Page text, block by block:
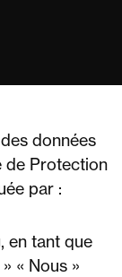
données
de Protection
par :
, en tant que
« Nous »